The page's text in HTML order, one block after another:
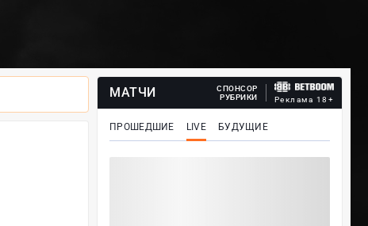
МАТЧИ
СПОНСОР
РУБРИКИ
Реклама 18+
ПРОШЕДШИЕ LIVE БУДУЩИЕ